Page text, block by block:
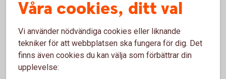
Ett äktenskapsförord skrivs under av båda
parter och registreras hos skatteverket för att
det ska vara giltigt.
Våra cookies, ditt val
Vi använder nödvändiga cookies eller liknande
tekniker för att webbplatsen ska fungera för dig. Det
finns även cookies du kan välja som förbättrar din
upplevelse: